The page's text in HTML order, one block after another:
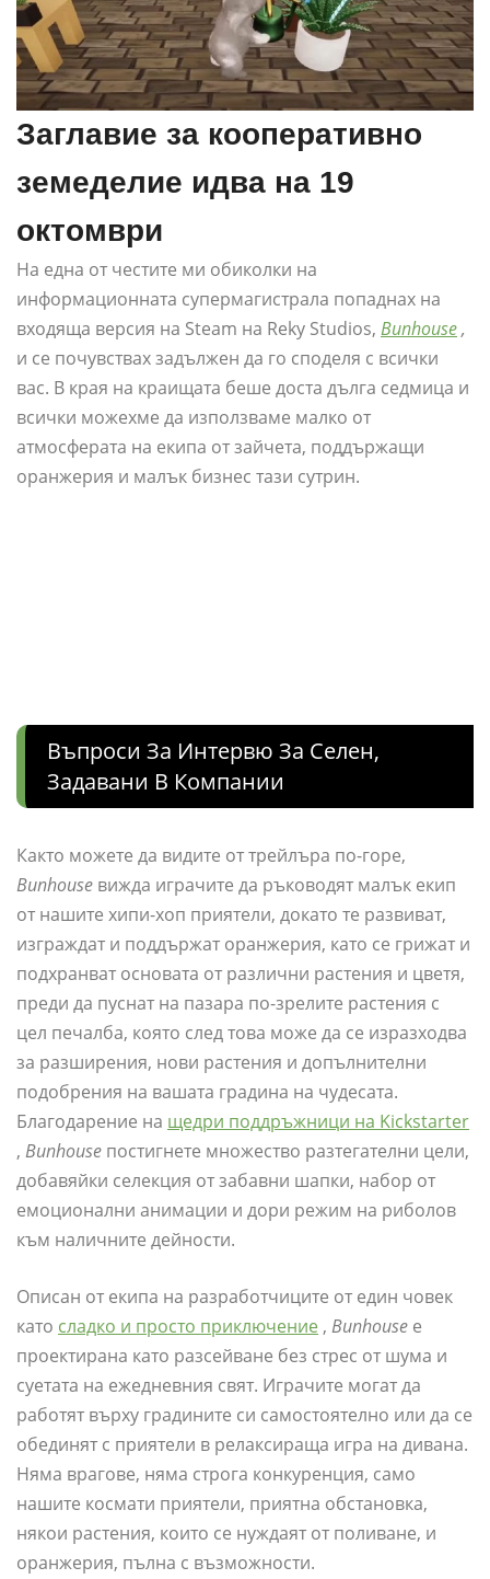
Заглавие за кооперативно
земеделие идва на 19
октомври
На една от честите ми обиколки на
информационната супермагистрала попаднах на
входяща версия на Steam на Reky Studios, Bunhouse,
и се почувствах задължен да го споделя с всички
вас. В края на краищата беше доста дълга седмица и
всички можехме да използваме малко от
атмосферата на екипа от зайчета, поддържащи
оранжерия и малък бизнес тази сутрин.
Въпроси За Интервю За Селен,
Задавани В Компании
Както можете да видите от трейлъра по-горе,
Bunhouse вижда играчите да ръководят малък екип
от нашите хипи-хоп приятели, докато те развиват,
изграждат и поддържат оранжерия, като се грижат и
подхранват основата от различни растения и цветя,
преди да пуснат на пазара по-зрелите растения с
цел печалба, която след това може да се изразходва
за разширения, нови растения и допълнителни
подобрения на вашата градина на чудесата.
Благодарение на щедри поддръжници на Kickstarter
, Bunhouse постигнете множество разтегателни цели,
добавяйки селекция от забавни шапки, набор от
емоционални анимации и дори режим на риболов
към наличните дейности.
Описан от екипа на разработчиците от един човек
като сладко и просто приключение , Bunhouse е
проектирана като разсейване без стрес от шума и
суетата на ежедневния свят. Играчите могат да
работят върху градините си самостоятелно или да се
обединят с приятели в релаксираща игра на дивана.
Няма врагове, няма строга конкуренция, само
нашите космати приятели, приятна обстановка,
някои растения, които се нуждаят от поливане, и
оранжерия, пълна с възможности.